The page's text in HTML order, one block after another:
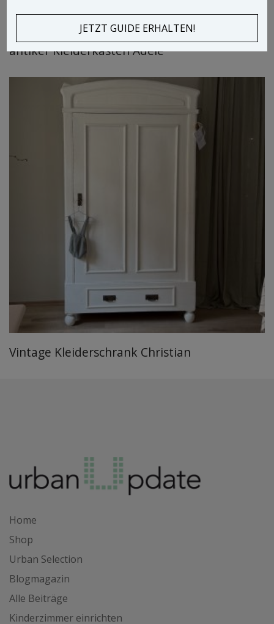
antiker Kleiderkasten Adele
Vintage Kleiderschrank Christian
Home
Shop
Urban Selection
Blogmagazin
Alle Beiträge
Kinderzimmer einrichten